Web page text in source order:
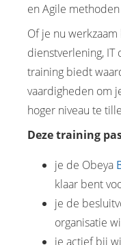
en Agile
Of je nu
dienstverlening, IT
training biedt
vaardigheden om
hoger niveau te
Deze training
je de Obeya
klaar bent
je de
organisatie
je actief bij